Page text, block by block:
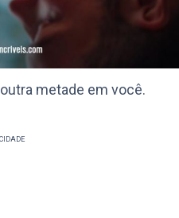
metade em você.